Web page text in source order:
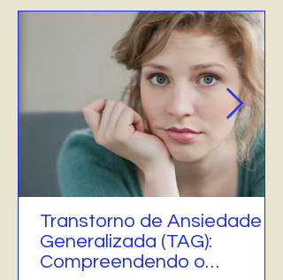
Transtorno de Ansiedade
Generalizada (TAG):
Compreendendo o